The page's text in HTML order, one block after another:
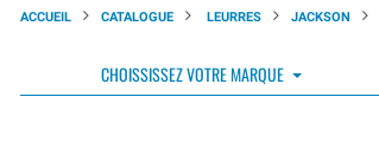
ACCUEIL CATALOGUE LEURRES JACKSON
CHOISSISSEZ VOTRE MARQUE